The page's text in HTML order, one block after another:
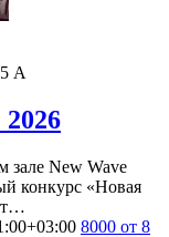
A
зале New Wave
конкурс «Новая
8000 от 8